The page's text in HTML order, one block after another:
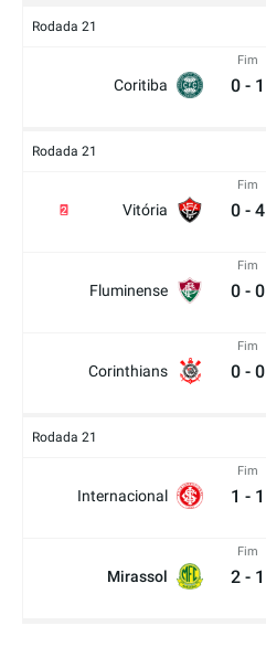
Rodada 21
Coritiba
Fim
0 - 1
Rodada 21
Vitória
2
Fim
0 - 4
Fluminense
Fim
0 - 0
Corinthians
Fim
0 - 0
Rodada 21
Internacional
Fim
1 - 1
Mirassol
Fim
2 - 1